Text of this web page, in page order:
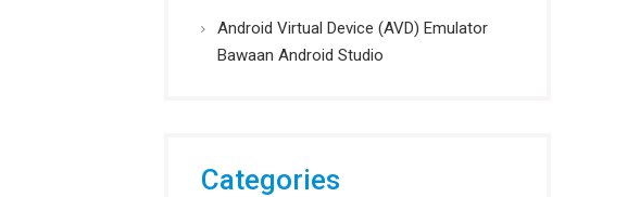
Android Virtual Device (AVD) Emulator
Bawaan Android Studio
Categories